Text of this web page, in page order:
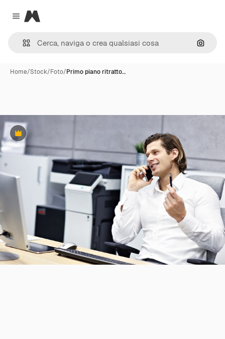
Close menu
Magnific
Cerca
Home/Stock/Foto/Primo piano ritratto…
Premium